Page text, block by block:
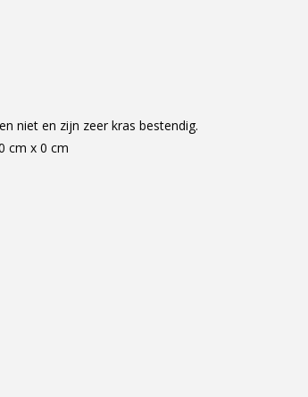
niet en zijn zeer kras bestendig.
cm x 0 cm